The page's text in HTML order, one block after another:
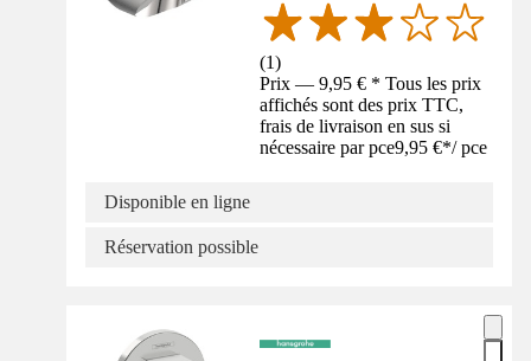
(1)
Prix — 9,95 € * Tous les prix
affichés sont des prix TTC,
frais de livraison en sus si
nécessaire par pce9,95 €*/ pce
Disponible en ligne
Réservation possible